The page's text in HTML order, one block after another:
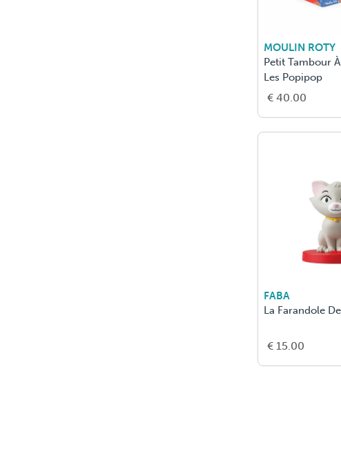
MOULIN ROTY
Petit Tambour
Les Popipop
€ 40.00
FABA
La Farandole
€ 15.00